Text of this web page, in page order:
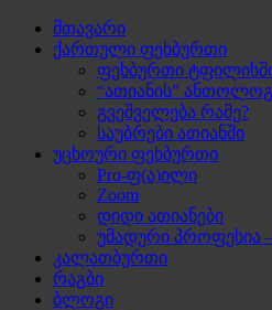
მთავარი
ქართული ფეხბურთი
ფეხბურთი
“ათიანის”
გვეშველება რამე?
საუბრები ათიანში
უცხოური ფეხბურთი
Pro-ფ(ა)ილი
Zoom
დიდი ათიანები
უმადური პროფესია
კალათბურთი
რაგბი
ბლოგი